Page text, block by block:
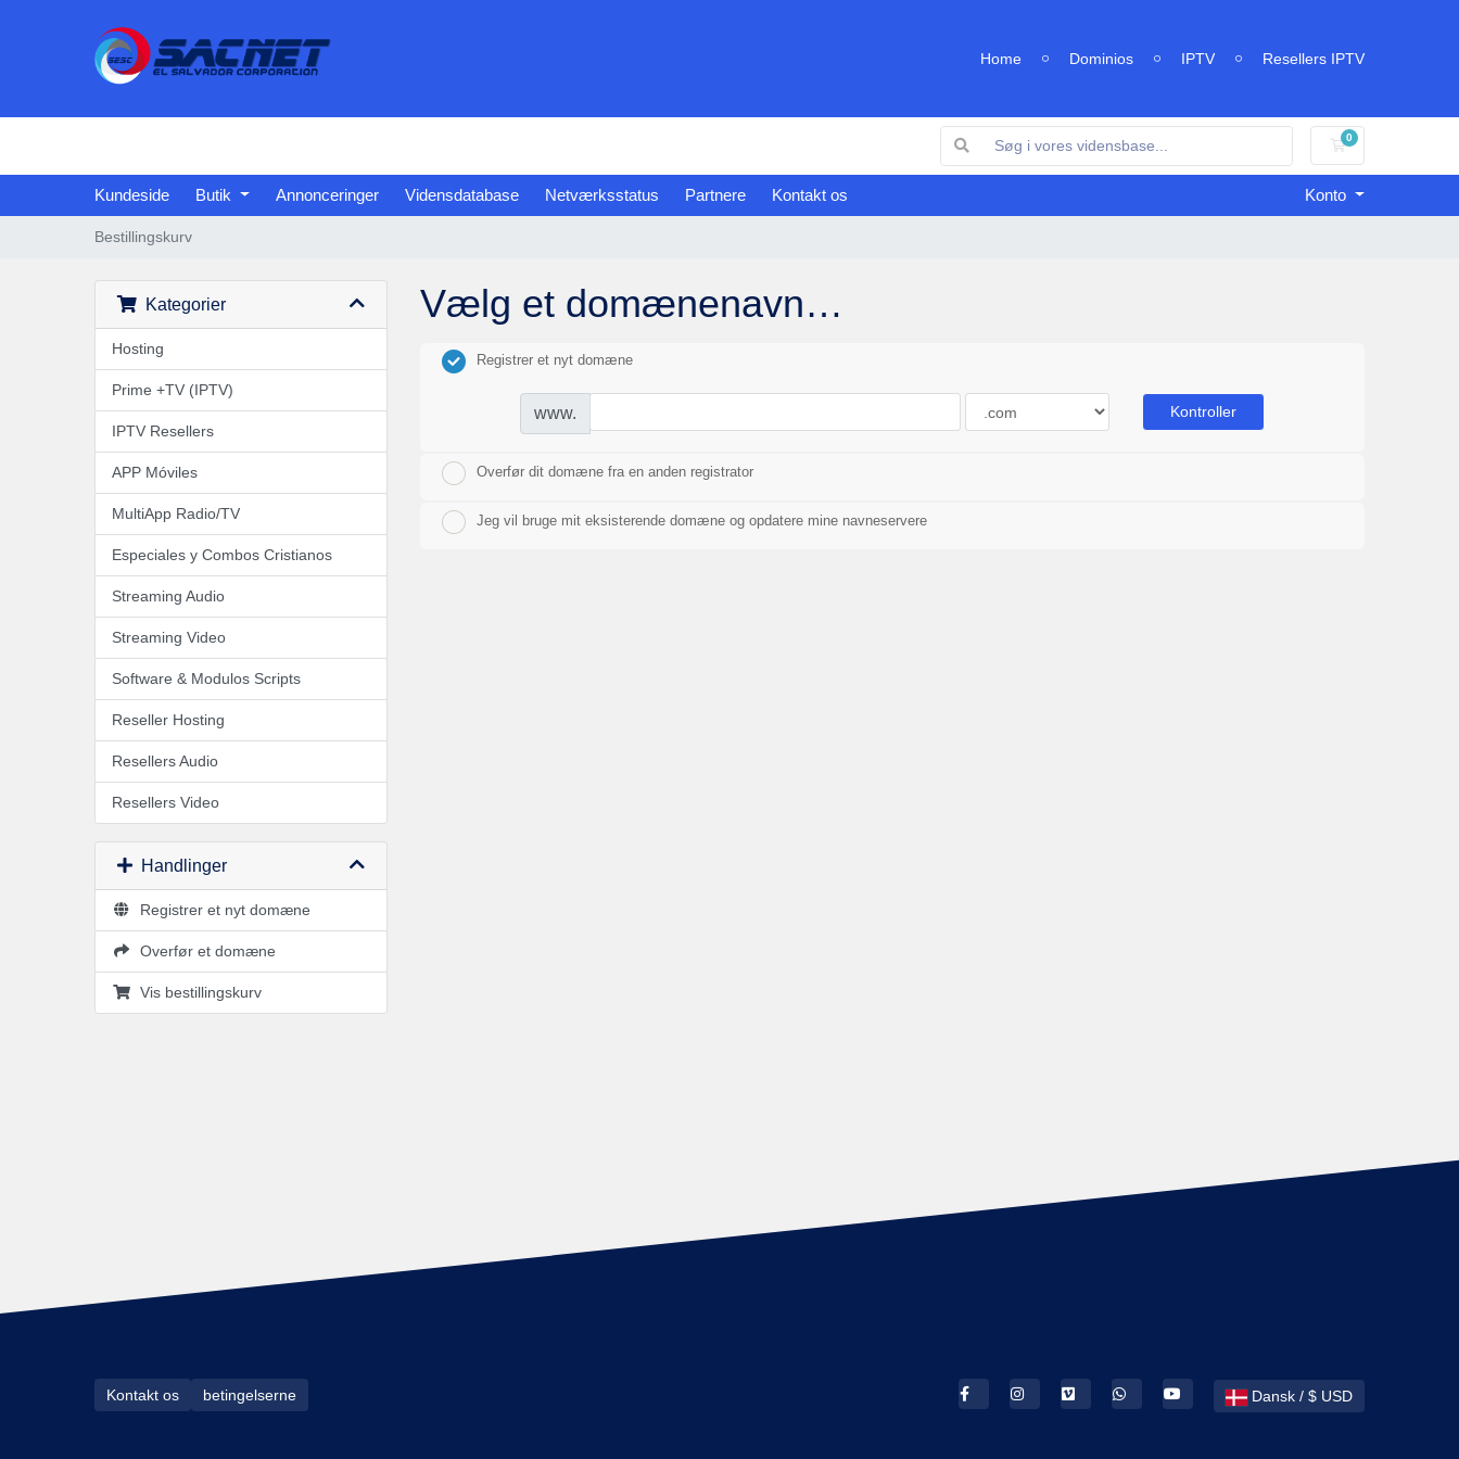
Home Dominios IPTV Resellers IPTV
0
Bestillingskurv
Kundeside Butik Annonceringer Vidensdatabase Netværksstatus Partnere Kontakt os Konto
Bestillingskurv
Kategorier
Hosting
Prime +TV (IPTV)
IPTV Resellers
APP Móviles
MultiApp Radio/TV
Especiales y Combos Cristianos
Streaming Audio
Streaming Video
Software & Modulos Scripts
Reseller Hosting
Resellers Audio
Resellers Video
Handlinger
Registrer et nyt domæne
Overfør et domæne
Vis bestillingskurv
Vælg et domænenavn…
Registrer et nyt domæne
www. Kontroller
Overfør dit domæne fra en anden registrator
Jeg vil bruge mit eksisterende domæne og opdatere mine navneservere
Dansk / $ USD
Kontakt os betingelserne